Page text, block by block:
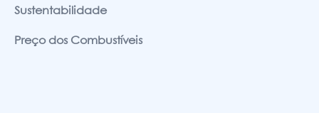
Sustentabilidade
Preço dos Combustíveis